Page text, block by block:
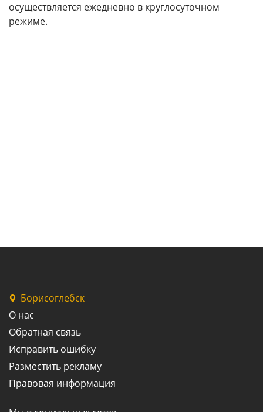
осуществляется ежедневно в круглосуточном
режиме.
Борисоглебск
О нас
Обратная связь
Исправить ошибку
Разместить рекламу
Правовая информация